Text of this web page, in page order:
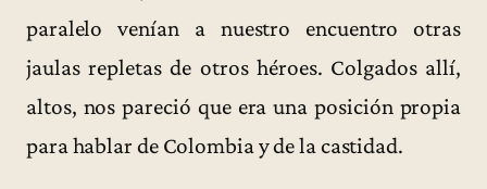
paralelo venían a nuestro encuentro otras
jaulas repletas de otros héroes. Colgados allí,
altos, nos pareció que era una posición propia
para hablar de Colombia y de la castidad.